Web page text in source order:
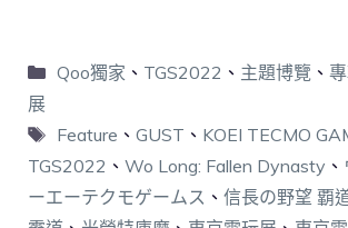
Qoo獨家 、 TGS2022 、 主題博覽 、
展
Feature 、 GUST 、 KOEI TECMO
TGS2022 、 Wo Long: Fallen Dynasty 、
ーエーテクモゲームス 、 信長の野望 覇